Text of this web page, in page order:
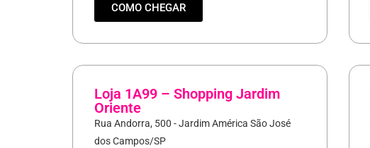
COMO CHEGAR
Loja 1A99 – Shopping Jardim
Oriente
Rua Andorra, 500 - Jardim América São José
dos Campos/SP